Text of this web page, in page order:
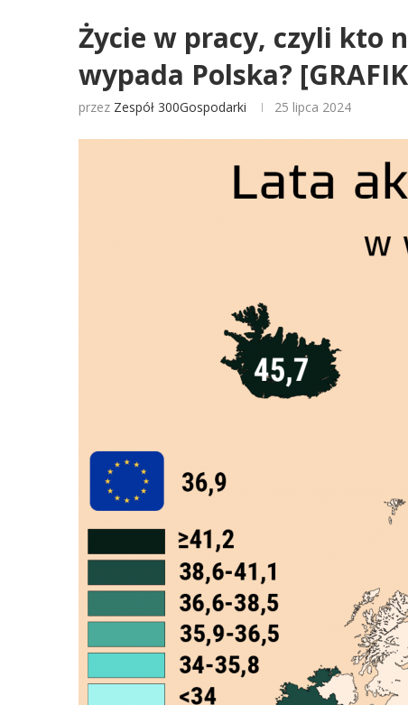
Życie w pracy, czyli kto
wypada Polska?
przez Zespół 300Gospodarki 25 lipca 2024